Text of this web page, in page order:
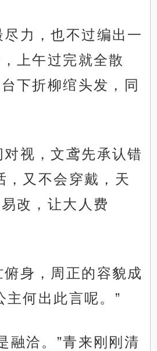
力，也不过编出一
上午过完就全散
下折柳绾头发，同
视，文鸢先承认错
，又不会穿戴，天
改，让大人费
身，周正的容貌成
主何出此言呢。”
融洽。”青来刚刚清